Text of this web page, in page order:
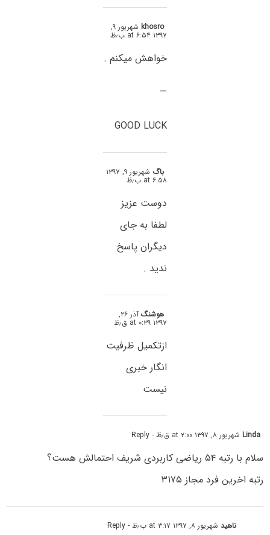
khosro شهریور ۹,
۱۳۹۷ at ۶:۵۴ ب٫ظ
خواهش میکنم .
—
GOOD LUCK
باگ شهریور ۹, ۱۳۹۷
at ۶:۵۸ ب٫ظ
دوست عزیز
لطفا به جای
دیگران پاسخ
ندید .
هوشنگ آذر ۲۶,
۱۳۹۷ at ۰:۳۹ ق٫ظ
ازتکمیل ظرفیت
انگار خبری
نیست
Lindaشهریور ۸, ۱۳۹۷ at ۲:۰۰ ق٫ظ - Reply
سلام با رتبه ۵۴ ریاضی کاربردی شریف احتمالش هست؟
رتبه اخرین فرد مجاز ۳۱۷۵
ناهیدشهریور ۸, ۱۳۹۷ at ۳:۱۷ ب٫ظ - Reply